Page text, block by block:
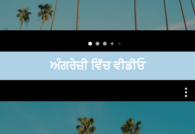
ਅੰਗਰੇਜ਼ੀ ਵਿੱਚ ਵੀਡੀਓ